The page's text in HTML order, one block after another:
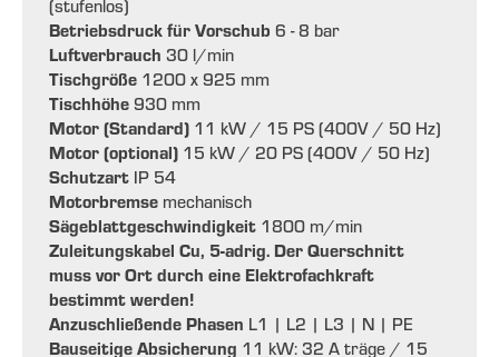
(stufenlos)
Betriebsdruck für Vorschub 6 - 8 bar
Luftverbrauch 30 l/min
Tischgröße 1200 x 925 mm
Tischhöhe 930 mm
Motor (Standard) 11 kW / 15 PS (400V / 50 Hz)
Motor (optional) 15 kW / 20 PS (400V / 50 Hz)
Schutzart IP 54
Motorbremse mechanisch
Sägeblattgeschwindigkeit 1800 m/min
Zuleitungskabel Cu, 5-adrig. Der Querschnitt
muss vor Ort durch eine Elektrofachkraft
bestimmt werden!
Anzuschließende Phasen L1 | L2 | L3 | N | PE
Bauseitige Absicherung 11 kW: 32 A träge / 15